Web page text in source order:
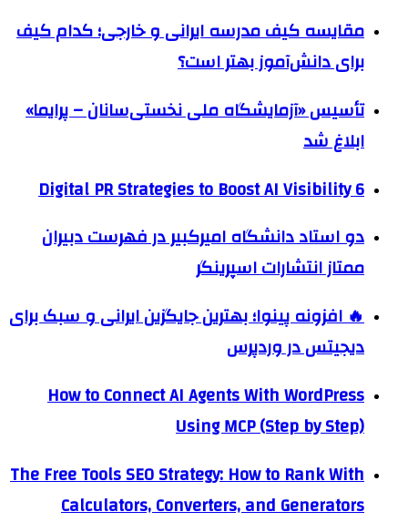
مقایسه کیف مدرسه ایرانی و خارجی؛ کدام کیف
برای دانش‌آموز بهتر است؟
تأسیس «آزمایشگاه ملی نخستی‌سانان – پرایما»
ابلاغ شد
6 Digital PR Strategies to Boost AI Visibility
دو استاد دانشگاه امیرکبیر در فهرست دبیران
ممتاز انتشارات اسپرینگر
🔥 افزونه پینوا؛ بهترین جایگزین ایرانی و سبک برای
دیجیتس در وردپرس
How to Connect AI Agents With WordPress
Using MCP (Step by Step)
The Free Tools SEO Strategy: How to Rank With
Calculators, Converters, and Generators